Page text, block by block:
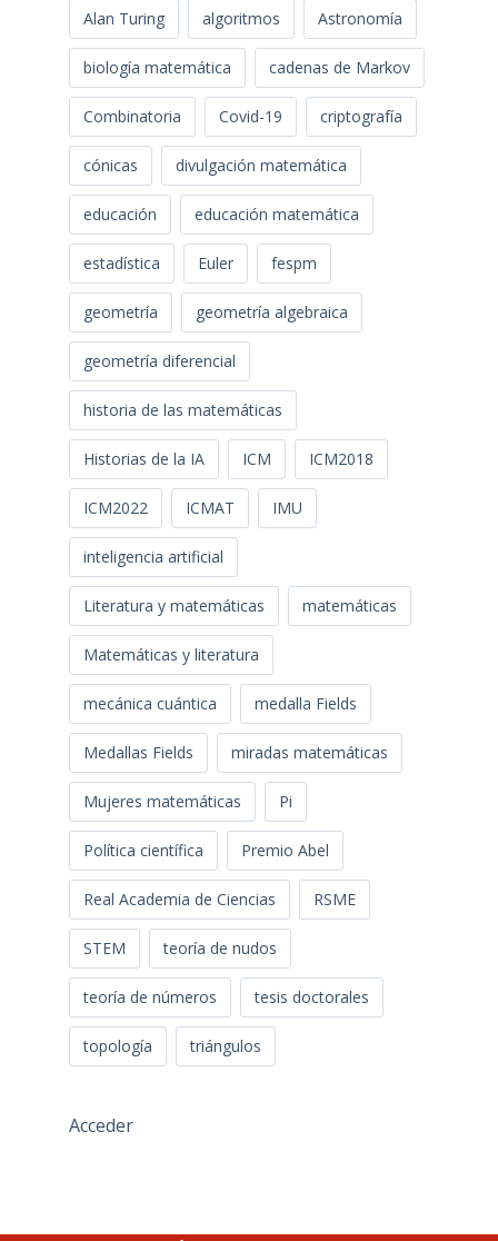
Alan Turing algoritmos Astronomía
biología matemática cadenas de Markov
Combinatoria Covid-19 criptografía
cónicas divulgación matemática
educación educación matemática
estadística Euler fespm
geometría geometría algebraica
geometría diferencial
historia de las matemáticas
Historias de la IA ICM ICM2018
ICM2022 ICMAT IMU
inteligencia artificial
Literatura y matemáticas matemáticas
Matemáticas y literatura
mecánica cuántica medalla Fields
Medallas Fields miradas matemáticas
Mujeres matemáticas Pi
Política científica Premio Abel
Real Academia de Ciencias RSME
STEM teoría de nudos
teoría de números tesis doctorales
topología triángulos
Acceder